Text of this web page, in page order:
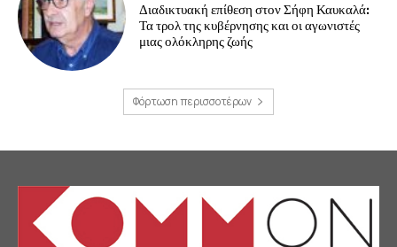
Διαδικτυακή επίθεση στον Σήφη Καυκαλά:
Τα τρολ της κυβέρνησης και οι αγωνιστές
μιας ολόκληρης ζωής
Φόρτωση περισσοτέρων